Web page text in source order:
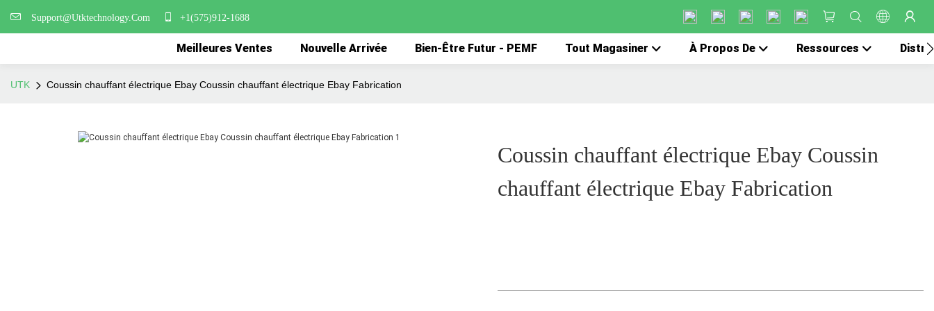
Support@Utktechnology.Com +1(575)912-1688
Meilleures Ventes Nouvelle Arrivée Bien-Être Futur - PEMF Tout Magasiner À Propos De Ressources
UTK Coussin chauffant électrique Ebay Coussin chauffant électrique Ebay Fabrication
Coussin chauffant électrique Ebay Coussin
chauffant électrique Ebay Fabrication